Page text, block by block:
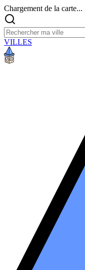
Chargement de la carte...
VILLES